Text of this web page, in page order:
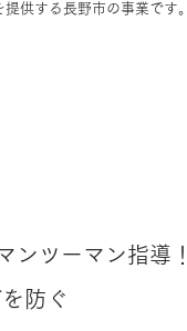
供する長野市の事業です。
ンツーマン指導！
防ぐ